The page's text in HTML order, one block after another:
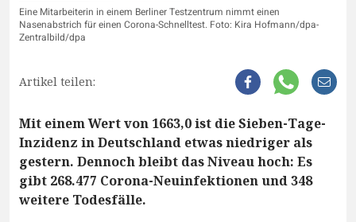
Eine Mitarbeiterin in einem Berliner Testzentrum nimmt einen
Nasenabstrich für einen Corona-Schnelltest. Foto: Kira Hofmann/dpa-
Zentralbild/dpa
Artikel teilen:
Mit einem Wert von 1663,0 ist die Sieben-Tage-
Inzidenz in Deutschland etwas niedriger als
gestern. Dennoch bleibt das Niveau hoch: Es
gibt 268.477 Corona-Neuinfektionen und 348
weitere Todesfälle.